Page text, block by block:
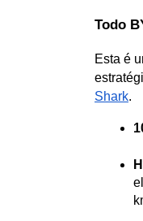
Todo
Esta é
Shark.